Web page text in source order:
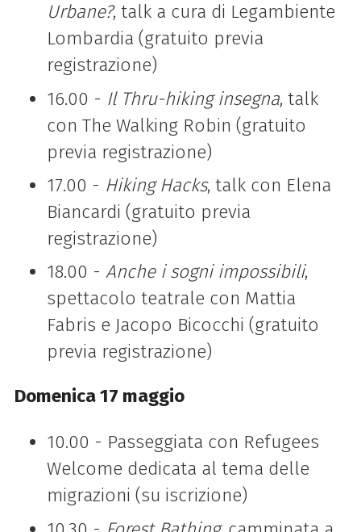
Urbane?, talk a cura di Legambiente
Lombardia (gratuito previa
registrazione)
16.00 - Il Thru-hiking insegna, talk
con The Walking Robin (gratuito
previa registrazione)
17.00 - Hiking Hacks, talk con Elena
Biancardi (gratuito previa
registrazione)
18.00 - Anche i sogni impossibili,
spettacolo teatrale con Mattia
Fabris e Jacopo Bicocchi (gratuito
previa registrazione)
Domenica 17 maggio
10.00 - Passeggiata con Refugees
Welcome dedicata al tema delle
migrazioni (su iscrizione)